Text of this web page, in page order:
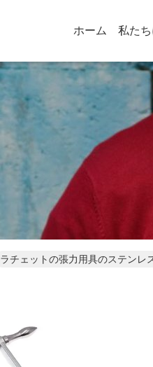
ホーム 私た
ラチェットの張力用具のステンレ